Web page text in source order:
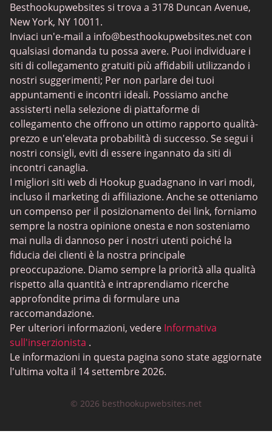
Together2Night
MyLOL
Swingtowns
Instabang
Besthookupwebsites si trova a 3178 Duncan Avenue,
New York, NY 10011.
Inviaci un'e-mail a info@besthookupwebsites.net con
qualsiasi domanda tu possa avere. Puoi individuare i
siti di collegamento gratuiti più affidabili utilizzando i
nostri suggerimenti; Per non parlare dei tuoi
appuntamenti e incontri ideali. Possiamo anche
assisterti nella selezione di piattaforme di
collegamento che offrono un ottimo rapporto qualità-
prezzo e un'elevata probabilità di successo. Se segui i
nostri consigli, eviti di essere ingannato da siti di
incontri canaglia.
I migliori siti web di Hookup guadagnano in vari modi,
incluso il marketing di affiliazione. Anche se otteniamo
un compenso per il posizionamento dei link, forniamo
sempre la nostra opinione onesta e non sosteniamo
mai nulla di dannoso per i nostri utenti poiché la
fiducia dei clienti è la nostra principale
preoccupazione. Diamo sempre la priorità alla qualità
rispetto alla quantità e intraprendiamo ricerche
approfondite prima di formulare una
raccomandazione.
Per ulteriori informazioni, vedere Informativa
sull'inserzionista .
Le informazioni in questa pagina sono state aggiornate
l'ultima volta il 14 settembre 2026.
© 2026 besthookupwebsites.net